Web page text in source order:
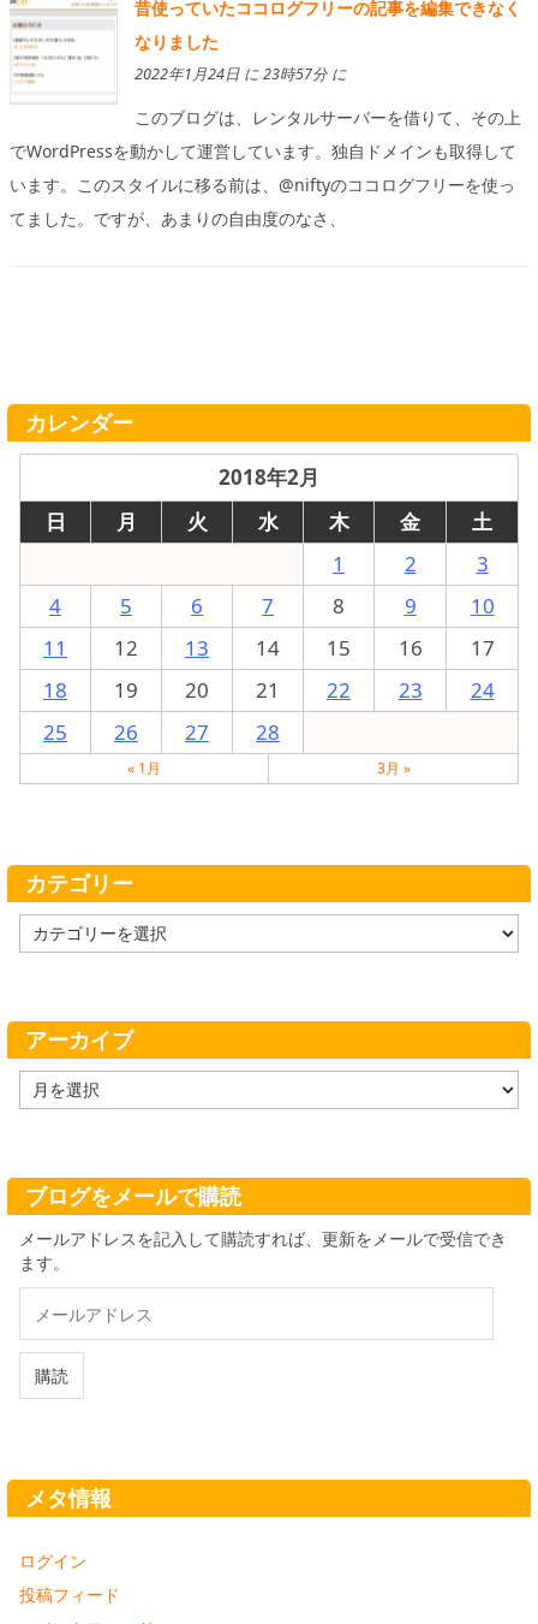
昔使っていたココログフリーの記事を編集できなく
なりました
2022年1月24日 に 23時57分 に
このブログは、レンタルサーバーを借りて、その上
でWordPressを動かして運営しています。独自ドメインも取得して
います。このスタイルに移る前は、@niftyのココログフリーを使っ
てました。ですが、あまりの自由度のなさ、
カレンダー
2018年2月
日
月 火 水 木 金
土
1
2
3
4
5 6 7 8 9
10
11
12 13 14 15 16
17
18
19 20 21 22 23
24
25
26 27 28
« 1月 3月 »
カテゴリー
テ
ー
アーカイブ
ー
ブ
ブログをメールで購読
メールアドレスを記入して購読すれば、更新をメールで受信でき
ます。
ル
ド
購読
メタ情報
ログイン
投稿フィード